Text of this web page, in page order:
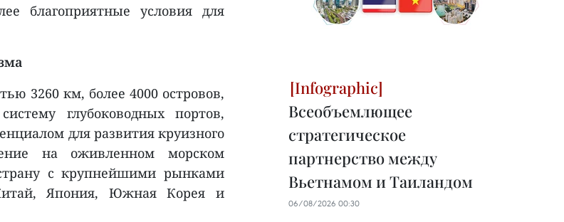
благоприятные условия для
3260 км, более 4000 островов,
глубоководных портов,
для развития круизного
на оживленном морском
с крупнейшими рынками
Япония, Южная Корея и
Всеобъемлющее
стратегическое
партнерство между
Вьетнамом и Таиландом
06/08/2026 00:30